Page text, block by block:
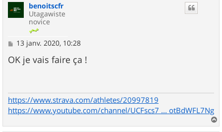
benoitscfr
Utagawiste
novice
M
s
s
13 janv. 2020, 10:28
OK je vais faire ça !
https://www.strava.com/athletes/20997819
https://www.youtube.com/channel/UCFscs7 ... otBdWFL7Ng
a